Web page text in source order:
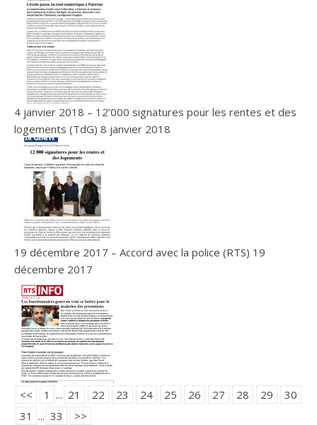
4 janvier 2018 – 12’000 signatures pour les rentes et des
logements (TdG) 8 janvier 2018
19 décembre 2017 – Accord avec la police (RTS) 19
décembre 2017
<< 1 ... 21 22 23 24 25 26 27 28 29
30
31 ... 33 >>